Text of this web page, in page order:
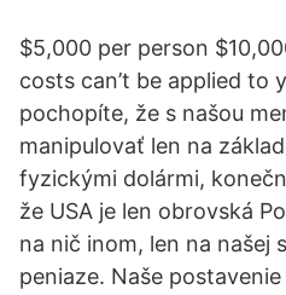
$5,000 per person
costs can’t be applied to
pochopíte, že s našou
manipulovať len na
fyzickými dolármi,
že USA je len obrovská
na nič inom, len na našej
peniaze. Naše